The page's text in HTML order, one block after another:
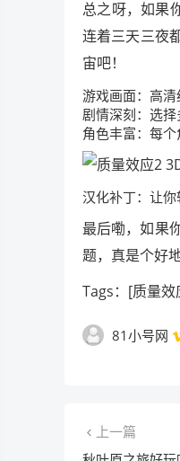
总之呀，如果
连着三天三夜
宙吧！
游戏画面：高清
剧情深刻：选择
角色丰富：每个
汉化补丁：让你
最后嘞，如果
题，真是个好地
Tags：[质量效
81小号网
上一篇